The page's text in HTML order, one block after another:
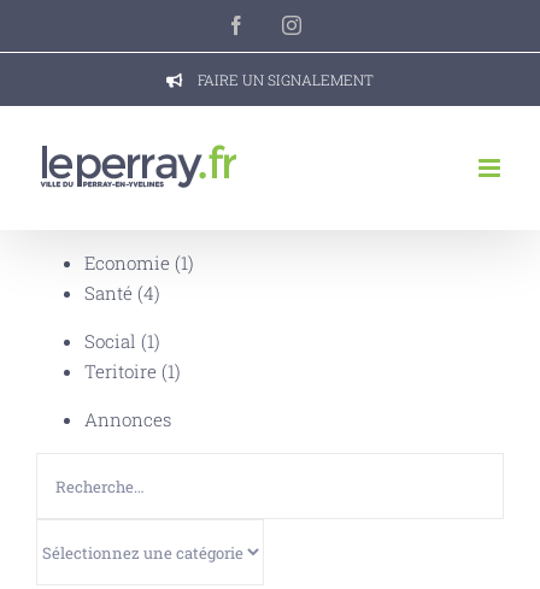
FacebookInstagram
FAIRE UN SIGNALEMENT
Economie (1)
Santé (4)
Social (1)
Teritoire (1)
Annonces